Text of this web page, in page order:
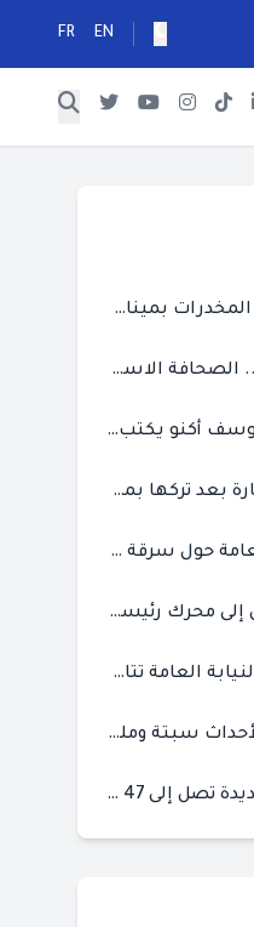
EN
FR
إحباط تهريب 350 كغ من المخدرات بميناء طنجة المتوسط
نهائي كأس العالم 2030 .. الصحافة الاسبانية قلقة من حسم الملف لصالح المغرب و”تتهم رئيس الفيفا”
من الصحراء المغربية.. يوسف أكنو يكتب عن أزمة سبتة المحتلة ويؤكد ان الهجرة السرية ليست حلا وبناء الوطن هو الخيار الأفضل
طنجة: شبهة سرقة سيارة بعد تركها بمحل ميكانيك للإصلاح
طنجة: شكاية بالنيابة العامة حول سرقة سيارة تركها صاحبها بمحل ميكانيك للإصلاح
كيف تحول الفضاء الرقمي إلى محرك رئيسي لأحداث الهجرة في سبتة؟
أحداث مليلية المحتلة… النيابة العامة تتابع 50 متورطا في محاولة اقتحام السياح الحدودي بتهم ثقيلة
عاجل : الرواية الرسمية لأحداث سبتة ومليلية المحتلتين (وزارة الداخلية)
نشرة إنذارية: موجة حر شديدة تصل إلى 47 درجة بمختلف مناطق المغرب